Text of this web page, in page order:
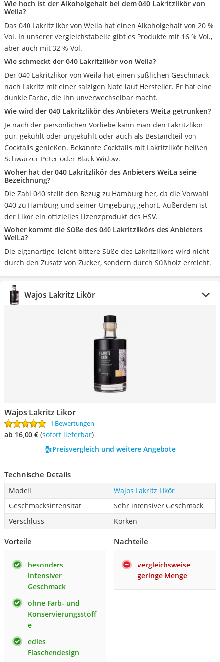
Wie hoch ist der Alkoholgehalt bei dem 040 Lakritzlikör von
Weila?
Das 040 Lakritzlikör von Weila hat einen Alkoholgehalt von 20 %
Vol. In unserer Vergleichstabelle gibt es Produkte mit 16 % Vol.,
aber auch mit 32 % Vol.
Wie schmeckt der 040 Lakritzlikör von Weila?
Der 040 Lakritzlikör von Weila hat einen süßlichen Geschmack
nach Lakritz mit einer salzigen Note laut Hersteller. Er hat eine
dunkle Farbe, die ihn unverwechselbar macht.
Wie wird der 040 Lakritzlikör des Anbieters WeiLa getrunken?
Je nach der persönlichen Vorliebe kann man den Lakritzlikör
pur, gekühlt oder ungekühlt oder auch als Bestandteil von
Cocktails genießen. Bekannte Cocktails mit Lakritzlikör heißen
Schwarzer Peter oder Black Widow.
Woher hat der 040 Lakritzlikör des Anbieters WeiLa seine
Bezeichnung?
Die Zahl 040 stellt den Bezug zu Hamburg her, da die Vorwahl
040 zu Hamburg und seiner Umgebung gehört. Außerdem ist
der Likör ein offizielles Lizenzprodukt des HSV.
Woher kommt die Süße des 040 Lakritzlikörs des Anbieters
WeiLa?
Die eigenartige, leicht bittere Süße des Lakritzlikörs wird nicht
durch den Zusatz von Zucker, sondern durch Süßholz erreicht.
Wajos Lakritz Likör
Wajos Lakritz Likör
1 Bewertungen
ab 16,00 € ( Sofort lieferbar)
Preisvergleich und weitere Angebote
Technische Details
Modell
Wajos Lakritz Likör
Geschmacksintensität
Sehr intensiver Geschmack
Verschluss
Korken
Vorteile
besonders
intensiver
Geschmack
ohne Farb- und
Konservierungsstoff
e
edles
Flaschendesign
Nachteile
vergleichsweise
geringe Menge